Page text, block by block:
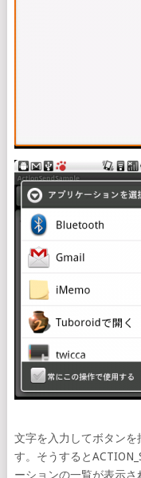
文字を入力してボタンを
す。そうすると
ーションの一覧が表示さ